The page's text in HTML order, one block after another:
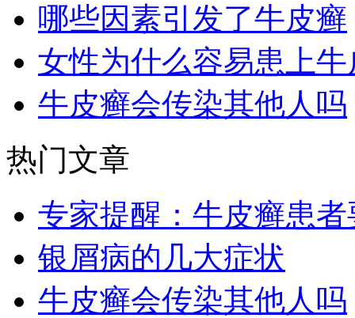
哪些因素引发了牛皮癣
女性为什么容易患上牛
牛皮癣会传染其他人吗
热门文章
专家提醒：牛皮癣患
银屑病的几大症状
牛皮癣会传染其他人吗